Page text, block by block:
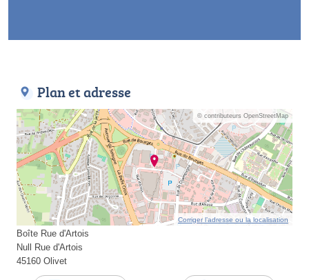
Plan et adresse
© contributeurs OpenStreetMap
Corriger l’adresse ou la localisation
Boîte Rue d'Artois
Null Rue d'Artois
45160 Olivet